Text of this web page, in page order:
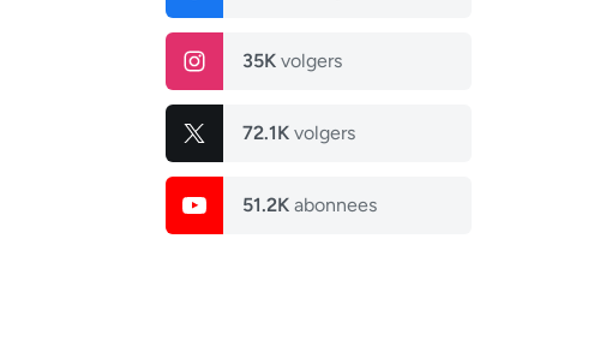
35K volgers
72.1K volgers
51.2K abonnees